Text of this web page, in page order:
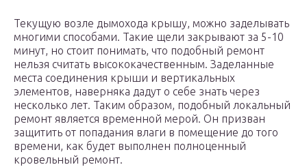
Текущую возле дымохода крышу, можно заделывать
многими способами. Такие щели закрывают за 5-10
минут, но стоит понимать, что подобный ремонт
нельзя считать высококачественным. Заделанные
места соединения крыши и вертикальных
элементов, наверняка дадут о себе знать через
несколько лет. Таким образом, подобный локальный
ремонт является временной мерой. Он призван
защитить от попадания влаги в помещение до того
времени, как будет выполнен полноценный
кровельный ремонт.